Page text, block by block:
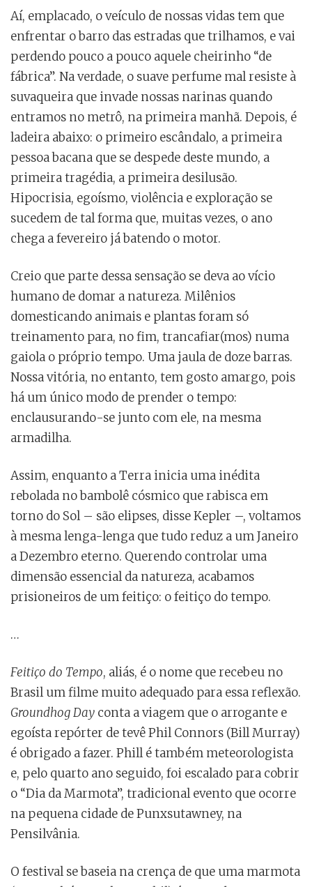
Aí, emplacado, o veículo de nossas vidas tem que
enfrentar o barro das estradas que trilhamos, e vai
perdendo pouco a pouco aquele cheirinho “de
fábrica”. Na verdade, o suave perfume mal resiste à
suvaqueira que invade nossas narinas quando
entramos no metrô, na primeira manhã. Depois, é
ladeira abaixo: o primeiro escândalo, a primeira
pessoa bacana que se despede deste mundo, a
primeira tragédia, a primeira desilusão.
Hipocrisia, egoísmo, violência e exploração se
sucedem de tal forma que, muitas vezes, o ano
chega a fevereiro já batendo o motor.
Creio que parte dessa sensação se deva ao vício
humano de domar a natureza. Milênios
domesticando animais e plantas foram só
treinamento para, no fim, trancafiar(mos) numa
gaiola o próprio tempo. Uma jaula de doze barras.
Nossa vitória, no entanto, tem gosto amargo, pois
há um único modo de prender o tempo:
enclausurando-se junto com ele, na mesma
armadilha.
Assim, enquanto a Terra inicia uma inédita
rebolada no bambolê cósmico que rabisca em
torno do Sol – são elipses, disse Kepler –, voltamos
à mesma lenga-lenga que tudo reduz a um Janeiro
a Dezembro eterno. Querendo controlar uma
dimensão essencial da natureza, acabamos
prisioneiros de um feitiço: o feitiço do tempo.
…
Feitiço do Tempo, aliás, é o nome que recebeu no
Brasil um filme muito adequado para essa reflexão.
Groundhog Day conta a viagem que o arrogante e
egoísta repórter de tevê Phil Connors (Bill Murray)
é obrigado a fazer. Phill é também meteorologista
e, pelo quarto ano seguido, foi escalado para cobrir
o “Dia da Marmota”, tradicional evento que ocorre
na pequena cidade de Punxsutawney, na
Pensilvânia.
O festival se baseia na crença de que uma marmota